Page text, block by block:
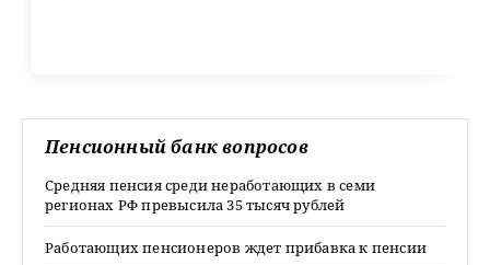
Пенсионный банк вопросов
Средняя пенсия среди неработающих в семи
регионах РФ превысила 35 тысяч рублей
Работающих пенсионеров ждет прибавка к пенсии